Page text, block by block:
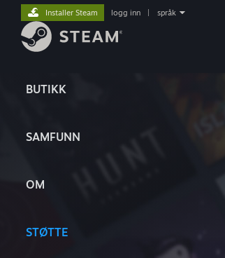
BUTIKK
SAMFUNN
OM
STØTTE
Installer Steam logg inn språk